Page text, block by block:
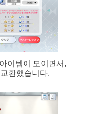
이템이 모이면서,
환했습니다.